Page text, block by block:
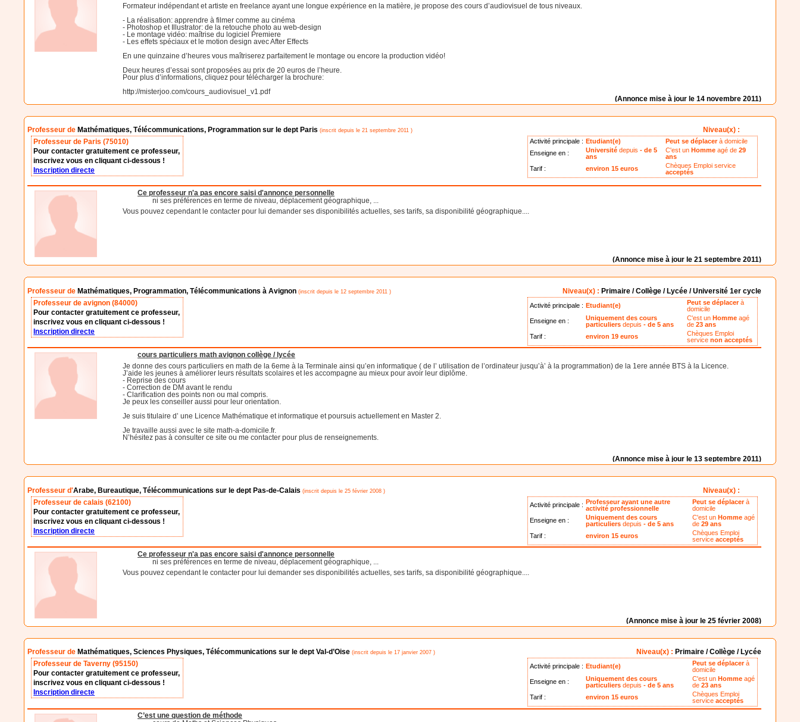
Formateur indépendant et artiste en freelance ayant une longue expérience en la matière, je propose des cours d’audiovisuel de tous niveaux.
- La réalisation: apprendre à filmer comme au cinéma
- Photoshop et Illustrator: de la retouche photo au web-design
- Le montage vidéo: maîtrise du logiciel Premiere
- Les effets spéciaux et le motion design avec After Effects
En une quinzaine d’heures vous maîtriserez parfaitement le montage ou encore la production vidéo!
Deux heures d’essai sont proposées au prix de 20 euros de l’heure.
Pour plus d’informations, cliquez pour télécharger la brochure:
http://misterjoo.com/cours_audiovisuel_v1.pdf
(Annonce mise à jour le 14 novembre 2011)
Professeur de Mathématiques, Télécommunications, Programmation sur le dept Paris (inscrit depuis le 21 septembre 2011 ) Niveau(x) :
Activité principale : Etudiant(e) Peut se déplacerà domicile
Enseigne en :
Université depuis- de 5
ans
C'est un Homme agé de29
ans
Tarif :
environ 15 euros
Chèques Emploi service
acceptés
Professeur de Paris (75010)
Pour contacter gratuitement ce professeur,
inscrivez vous en cliquant ci-dessous !
Inscription directe
Ce professeur n'a pas encore saisi d'annonce personnelle
ni ses préférences en terme de niveau, déplacement géographique, ...
Vous pouvez cependant le contacter pour lui demander ses disponibilités actuelles, ses tarifs, sa disponibilité géographique....
(Annonce mise à jour le 21 septembre 2011)
Professeur deMathématiques, Programmation, Télécommunications à Avignon (inscrit depuis le 12 septembre 2011 ) Niveau(x) : Primaire / Collège / Lycée / Université 1er cycle
Activité principale : Etudiant(e) Peut se déplacerà
domicile
Enseigne en :
Uniquement des cours
particuliers depuis- de 5 ans
C'est unHomme agé
de23 ans
Tarif :
environ 19 euros
Chèques Emploi
servicenon acceptés
Professeur de avignon (84000)
Pour contacter gratuitement ce professeur,
inscrivez vous en cliquant ci-dessous !
Inscription directe
cours particuliers math avignon collège / lycée
Je donne des cours particuliers en math de la 6eme à la Terminale ainsi qu’en informatique ( de l’ utilisation de l’ordinateur jusqu’à’ à la programmation) de la 1ere année BTS à la Licence.
J’aide les jeunes à améliorer leurs résultats scolaires et les accompagne au mieux pour avoir leur diplôme.
- Reprise des cours
- Correction de DM avant le rendu
- Clarification des points non ou mal compris.
Je peux les conseiller aussi pour leur orientation.
Je suis titulaire d’ une Licence Mathématique et informatique et poursuis actuellement en Master 2.
Je travaille aussi avec le site math-a-domicile.fr.
N’hésitez pas à consulter ce site ou me contacter pour plus de renseignements.
(Annonce mise à jour le 13 septembre 2011)
Professeur d'Arabe, Bureautique, Télécommunications sur le dept Pas-de-Calais (inscrit depuis le 25 février 2008 ) Niveau(x) :
Activité principale : Professeur ayant une autre
activité professionnelle
Peut se déplacerà
domicile
Enseigne en :
Uniquement des cours
particuliers depuis- de 5 ans
C'est unHomme agé
de29 ans
Tarif :
environ 15 euros
Chèques Emploi
serviceacceptés
Professeur de calais (62100)
Pour contacter gratuitement ce professeur,
inscrivez vous en cliquant ci-dessous !
Inscription directe
Ce professeur n'a pas encore saisi d'annonce personnelle
ni ses préférences en terme de niveau, déplacement géographique, ...
Vous pouvez cependant le contacter pour lui demander ses disponibilités actuelles, ses tarifs, sa disponibilité géographique....
(Annonce mise à jour le 25 février 2008)
Professeur de Mathématiques, Sciences Physiques, Télécommunications sur le dept Val-d’Oise (inscrit depuis le 17 janvier 2007 ) Niveau(x) : Primaire / Collège / Lycée
Activité principale : Etudiant(e) Peut se déplacerà
domicile
Enseigne en :
Uniquement des cours
particuliers depuis- de 5 ans
C'est un Homme agé
de23 ans
Tarif :
environ 15 euros
Chèques Emploi
serviceacceptés
Professeur de Taverny (95150)
Pour contacter gratuitement ce professeur,
inscrivez vous en cliquant ci-dessous !
Inscription directe
C’est une question de méthode